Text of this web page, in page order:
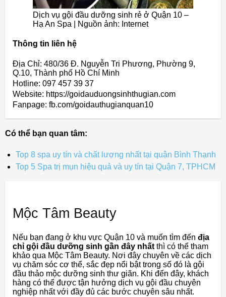
Dịch vụ gội đầu dưỡng sinh rẻ ở Quận 10 –
Hạ An Spa | Nguồn ảnh: Internet
Thông tin liên hệ
Địa Chỉ: 480/36 Đ. Nguyễn Tri Phương, Phường 9,
Q.10, Thành phố Hồ Chí Minh
Hotline: 097 457 39 37
Website: https://goidauduongsinhthugian.com
Fanpage: fb.com/goidauthugianquan10
Có thể bạn quan tâm:
Top 8 spa uy tín và chất lượng nhất tại quận Bình Thạnh
Top 5 Spa trị mụn hiệu quả và uy tín tại Quận 7, TPHCM
Mộc Tâm Beauty
Nếu bạn đang ở khu vực Quận 10 và muốn tìm đến địa
chỉ gội đầu dưỡng sinh gần đây nhất thì có thể tham
khảo qua Mộc Tâm Beauty. Nơi đây chuyên về các dịch
vụ chăm sóc cơ thể, sắc đẹp nổi bật trong số đó là gội
đầu thảo mộc dưỡng sinh thư giãn. Khi đến đây, khách
hàng có thể được tận hưởng dịch vụ gội đầu chuyên
nghiệp nhất với đầy đủ các bước chuyên sâu nhất.